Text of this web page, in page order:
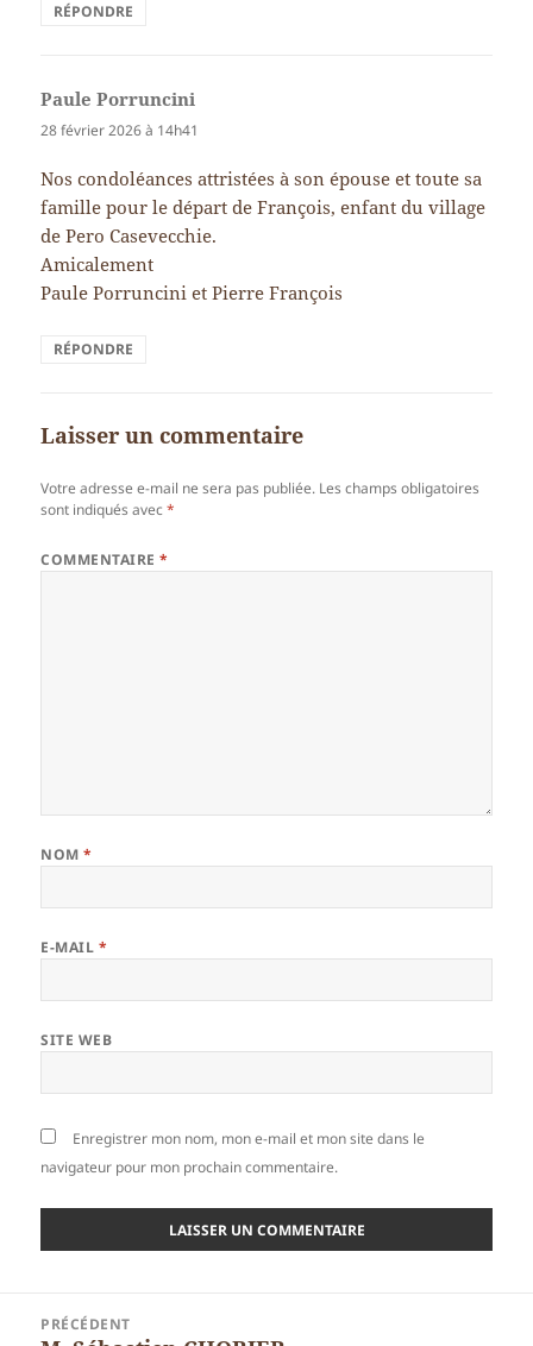
RÉPONDRE
Paule Porruncini
28 février 2026 à 14h41
Nos condoléances attristées à son épouse et toute sa
famille pour le départ de François, enfant du village
de Pero Casevecchie.
Amicalement
Paule Porruncini et Pierre François
RÉPONDRE
Laisser un commentaire
Votre adresse e-mail ne sera pas publiée. Les champs obligatoires
sont indiqués avec*
COMMENTAIRE*
NOM*
E-MAIL *
SITE WEB
Enregistrer mon nom, mon e-mail et mon site dans le
navigateur pour mon prochain commentaire.
PRÉCÉDENT